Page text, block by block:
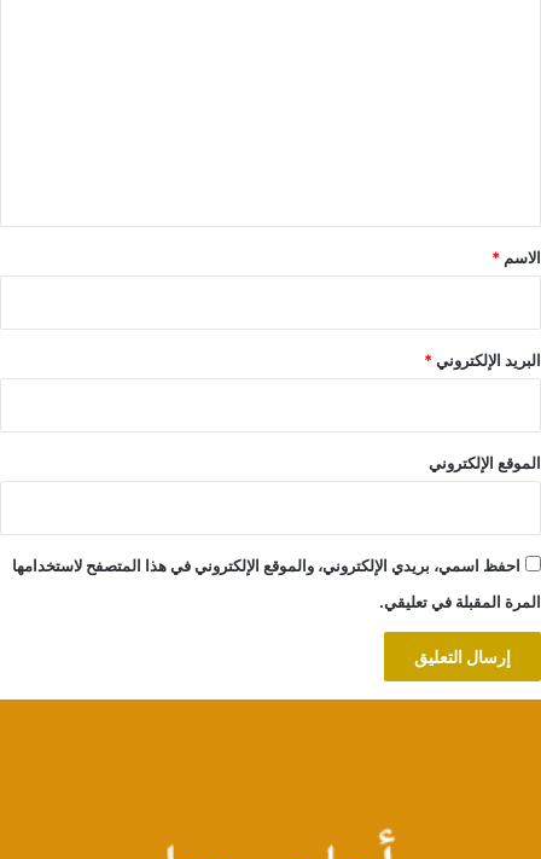
*
الاسم *
البريد الإلكتروني*
الموقع الإلكتروني
احفظ اسمي، بريدي الإلكتروني، والموقع الإلكتروني في هذا المتصفح لاستخدامها
المرة المقبلة في تعليقي.